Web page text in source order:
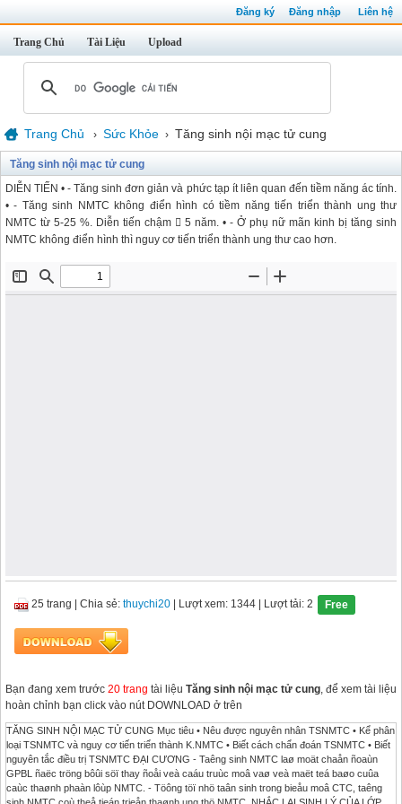
Đăng ký Đăng nhập Liên hệ
Trang Chủ Tài Liệu Upload
Trang Chủ › Sức Khỏe › Tăng sinh nội mạc tử cung
Tăng sinh nội mạc tử cung
DIỄN TIẾN • - Tăng sinh đơn giản và phức tạp ít liên quan đến tiềm năng ác tính.
• - Tăng sinh NMTC không điển hình có tiềm năng tiến triển thành ung thư
NMTC từ 5-25 %. Diễn tiến chậm  5 năm. • - Ở phụ nữ mãn kinh bị tăng sinh
NMTC không điển hình thì nguy cơ tiến triển thành ung thư cao hơn.
25 trang Chia sẻ: thuychi20 | Lượt xem: 1344 | Lượt tải: 2 Free
Bạn đang xem trước 20 trang tài liệu Tăng sinh nội mạc tử cung, để xem tài liệu
hoàn chỉnh bạn click vào nút DOWNLOAD ở trên
TĂNG SINH NỘI MẠC TỬ CUNG Mục tiêu • Nêu được nguyên nhân TSNMTC • Kể phân
loại TSNMTC và nguy cơ tiến triển thành K.NMTC • Biết cách chẩn đoán TSNMTC • Biết
nguyên tắc điều trị TSNMTC ĐẠI CƯƠNG - Taêng sinh NMTC laø moät chaån ñoaùn
GPBL ñaëc tröng bôûi söï thay ñoåi veà caáu truùc moâ vaø veà maët teá baøo cuûa
caùc thaønh phaàn lôùp NMTC. - Töông töï nhö taân sinh trong bieåu moâ CTC, taêng